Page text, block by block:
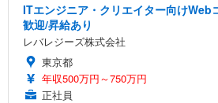
ITエンジニア・クリエイター向けWeb
歓迎/昇給あり
レバレジーズ株式会社
東京都
年収500万円～750万円
正社員